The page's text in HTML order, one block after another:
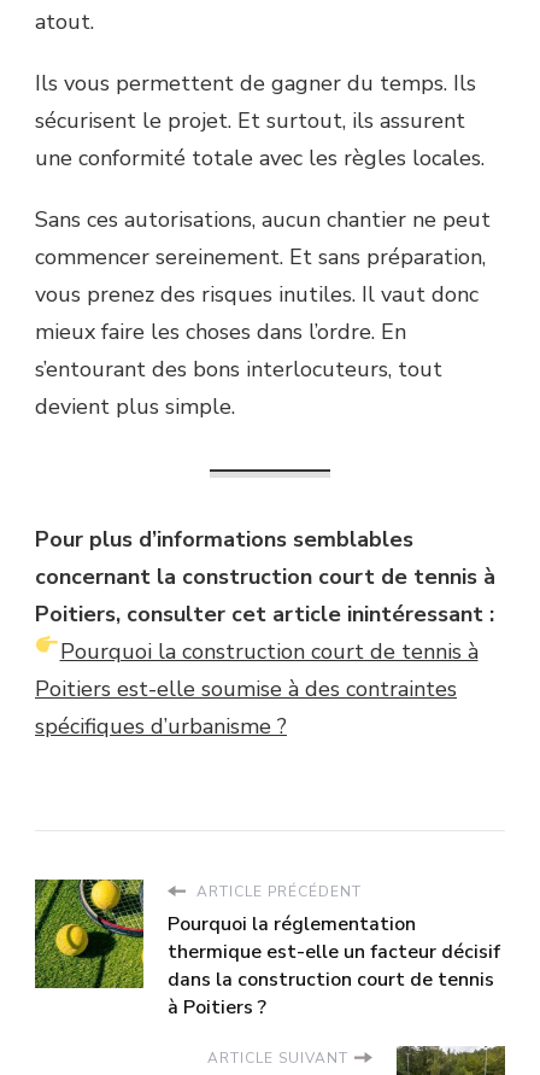
atout.
Ils vous permettent de gagner du temps. Ils
sécurisent le projet. Et surtout, ils assurent
une conformité totale avec les règles locales.
Sans ces autorisations, aucun chantier ne peut
commencer sereinement. Et sans préparation,
vous prenez des risques inutiles. Il vaut donc
mieux faire les choses dans l’ordre. En
s’entourant des bons interlocuteurs, tout
devient plus simple.
Pour plus d’informations semblables
concernant la construction court de tennis à
Poitiers, consulter cet article inintéressant :
Pourquoi la construction court de tennis à
Poitiers est-elle soumise à des contraintes
spécifiques d’urbanisme ?
ARTICLE PRÉCÉDENT
Pourquoi la réglementation
thermique est-elle un facteur décisif
dans la construction court de tennis
à Poitiers ?
ARTICLE SUIVANT